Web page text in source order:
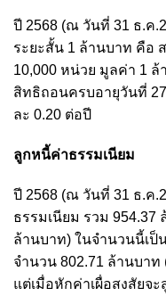
ปี 2568 (ณ วันที่ 31 ธ.ค
ระยะสั้น 1 ล้านบาท คือ
10,000 หน่วย มูลค่า 1
สิทธิถอนครบอายุวันที่
ละ 0.20 ต่อปี
ลูกหนี้ค่าธรรมเนียม
ปี 2568 (ณ วันที่ 31 ธ.ค
ธรรมเนียม รวม 954.37
ล้านบาท) ในจำนวนนี้เป็
จำนวน 802.71 ล้านบาท
แต่เมื่อหักค่าเผื่อสงสัยจ